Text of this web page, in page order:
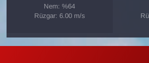
Nem: %64
Rüzgar: 6.00 m/s
Vasıta
YAŞAM